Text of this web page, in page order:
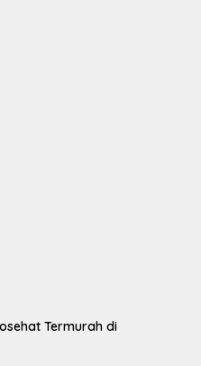
Termurah di